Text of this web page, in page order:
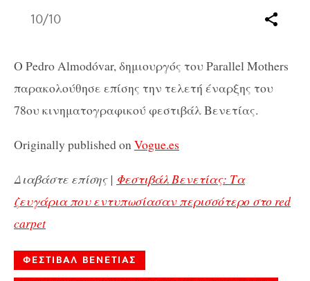
10/10
O Pedro Almodóvar, δημιουργός του Parallel Mothers
παρακολούθησε επίσης την τελετή έναρξης του
78ου κινηματογραφικού φεστιβάλ Βενετίας.
Originally published onVogue.es
Διαβάστε επίσης | Φεστιβάλ Βενετίας: Τα
ζευγάρια που εντυπωσίασαν περισσότερο στο red
carpet
ΦΕΣΤΙΒΑΛ ΒΕΝΕΤΙΑΣ